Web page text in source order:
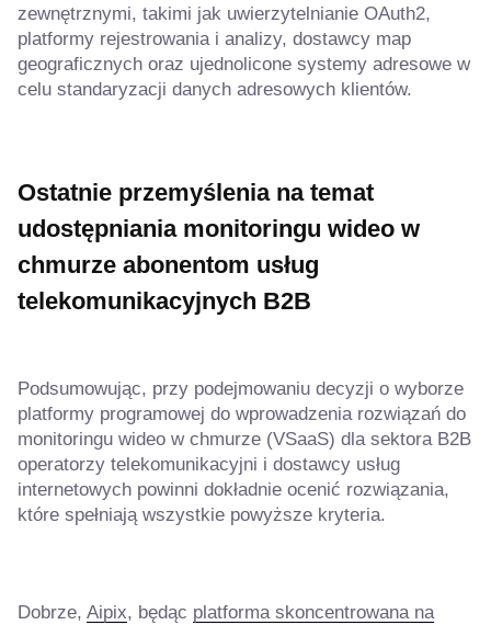
zewnętrznymi, takimi jak uwierzytelnianie OAuth2,
platformy rejestrowania i analizy, dostawcy map
geograficznych oraz ujednolicone systemy adresowe w
celu standaryzacji danych adresowych klientów.
Ostatnie przemyślenia na temat
udostępniania monitoringu wideo w
chmurze abonentom usług
telekomunikacyjnych B2B
Podsumowując, przy podejmowaniu decyzji o wyborze
platformy programowej do wprowadzenia rozwiązań do
monitoringu wideo w chmurze (VSaaS) dla sektora B2B
operatorzy telekomunikacyjni i dostawcy usług
internetowych powinni dokładnie ocenić rozwiązania,
które spełniają wszystkie powyższe kryteria.
Dobrze, Aipix, będąc platforma skoncentrowana na